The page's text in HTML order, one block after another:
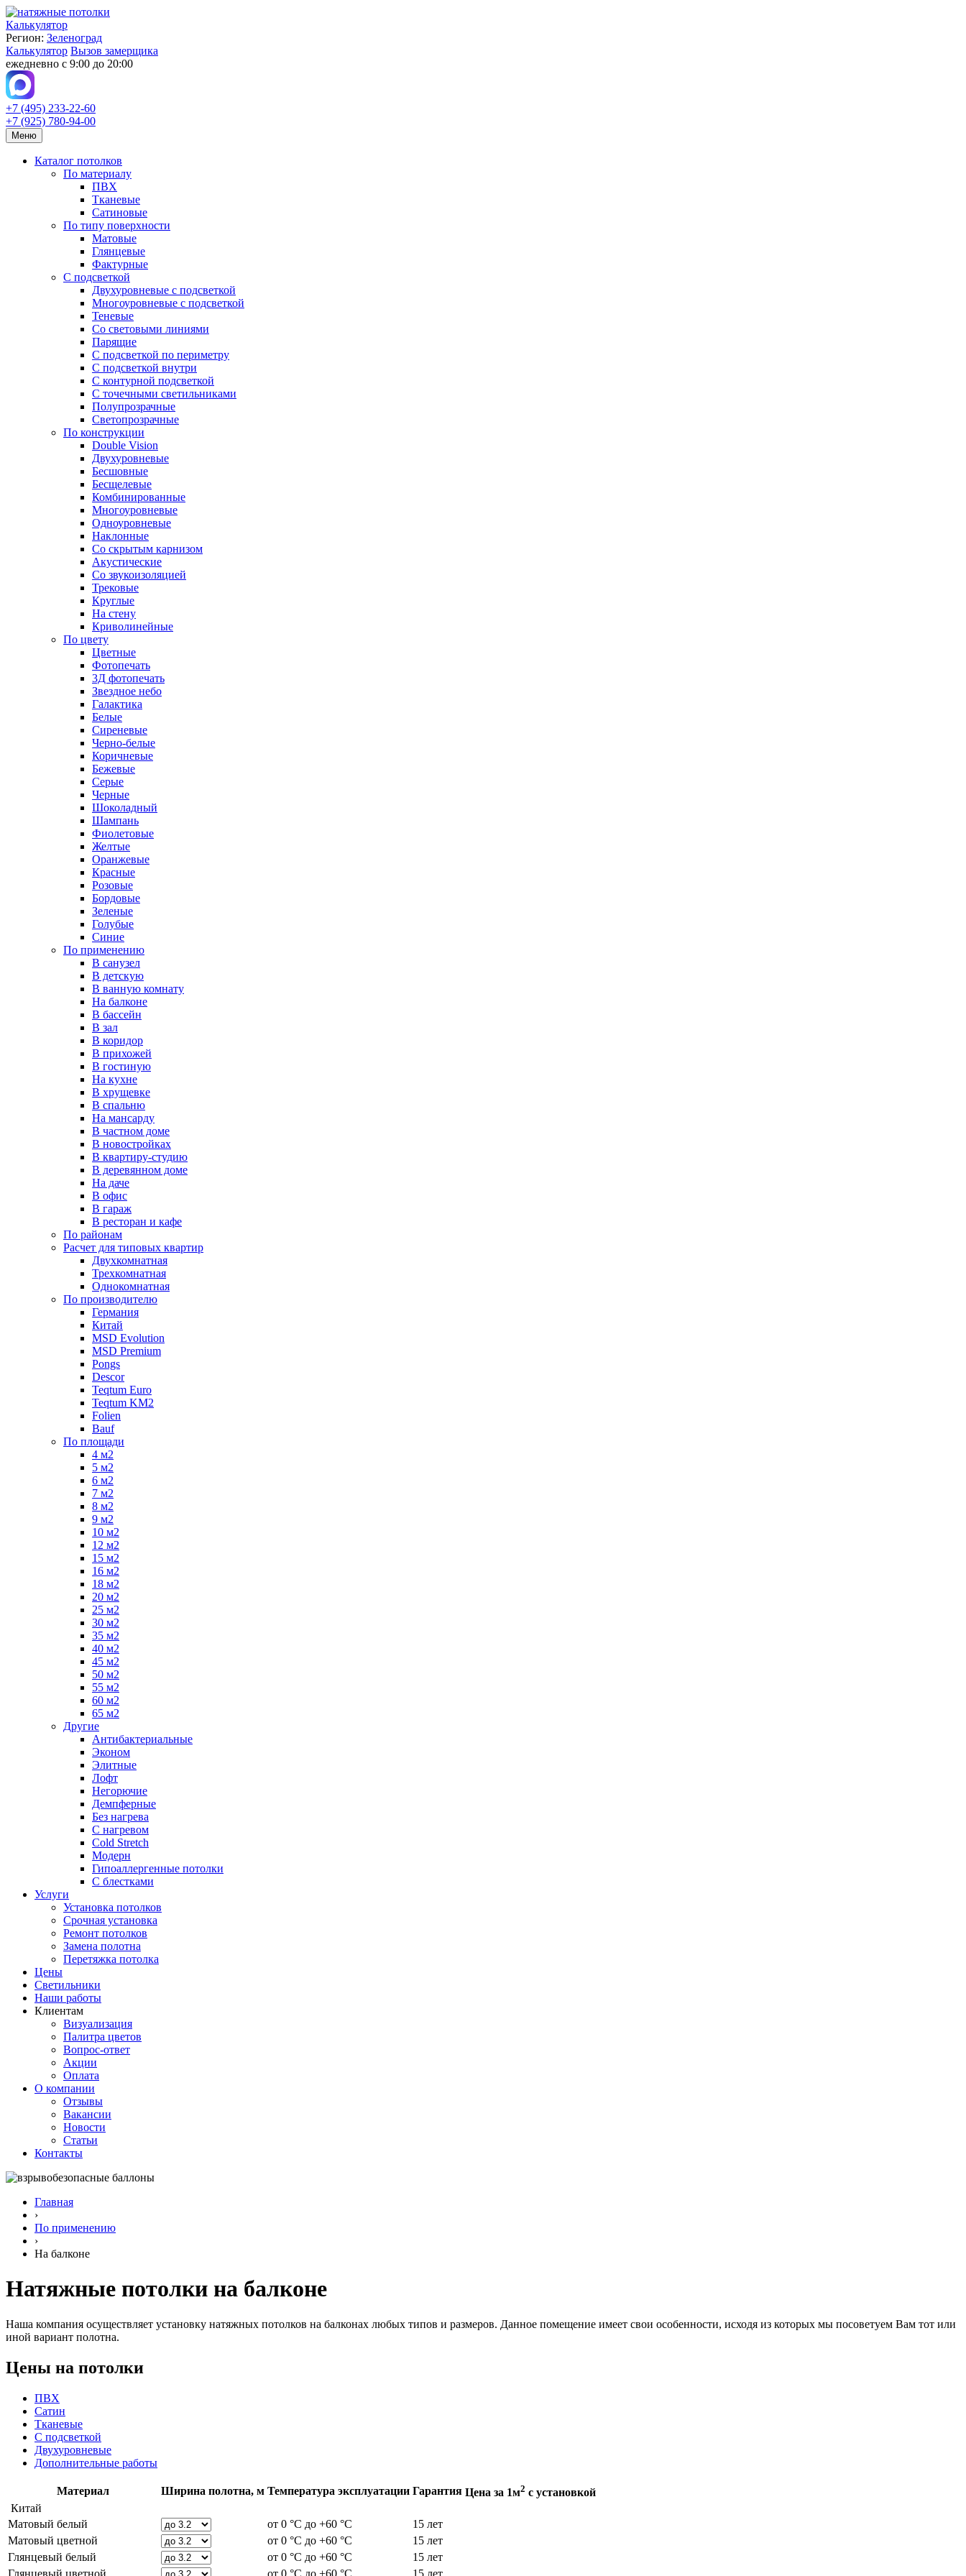
Калькулятор
Регион: Зеленоград
Калькулятор Вызов замерщика
ежедневно с 9:00 до 20:00
+7 (495) 233-22-60
+7 (925) 780-94-00
Меню
Каталог потолков
По материалу
ПВХ
Тканевые
Сатиновые
По типу поверхности
Матовые
Глянцевые
Фактурные
С подсветкой
Двухуровневые с подсветкой
Многоуровневые с подсветкой
Теневые
Со световыми линиями
Парящие
С подсветкой по периметру
С подсветкой внутри
С контурной подсветкой
С точечными светильниками
Полупрозрачные
Светопрозрачные
По конструкции
Double Vision
Двухуровневые
Бесшовные
Бесщелевые
Комбинированные
Многоуровневые
Одноуровневые
Наклонные
Со скрытым карнизом
Акустические
Со звукоизоляцией
Трековые
Круглые
На стену
Криволинейные
По цвету
Цветные
Фотопечать
3Д фотопечать
Звездное небо
Галактика
Белые
Сиреневые
Черно-белые
Коричневые
Бежевые
Серые
Черные
Шоколадный
Шампань
Фиолетовые
Желтые
Оранжевые
Красные
Розовые
Бордовые
Зеленые
Голубые
Синие
По применению
В санузел
В детскую
В ванную комнату
На балконе
В бассейн
В зал
В коридор
В прихожей
В гостиную
На кухне
В хрущевке
В спальню
На мансарду
В частном доме
В новостройках
В квартиру-студию
В деревянном доме
На даче
В офис
В гараж
В ресторан и кафе
По районам
Расчет для типовых квартир
Двухкомнатная
Трехкомнатная
Однокомнатная
По производителю
Германия
Китай
MSD Evolution
MSD Premium
Pongs
Descor
Teqtum Euro
Teqtum KM2
Folien
Bauf
По площади
4 м2
5 м2
6 м2
7 м2
8 м2
9 м2
10 м2
12 м2
15 м2
16 м2
18 м2
20 м2
25 м2
30 м2
35 м2
40 м2
45 м2
50 м2
55 м2
60 м2
65 м2
Другие
Антибактериальные
Эконом
Элитные
Лофт
Негорючие
Демпферные
Без нагрева
С нагревом
Cold Stretch
Модерн
Гипоаллергенные потолки
С блестками
Услуги
Установка потолков
Срочная установка
Ремонт потолков
Замена полотна
Перетяжка потолка
Цены
Светильники
Наши работы
Клиентам
Визуализация
Палитра цветов
Вопрос-ответ
Акции
Оплата
О компании
Отзывы
Вакансии
Новости
Статьи
Контакты
Главная
›
По применению
›
На балконе
Натяжные потолки на балконе
Наша компания осуществляет установку натяжных потолков на балконах любых типов и размеров. Данное помещение имеет свои особенности, исходя из которых мы посоветуем Вам тот или
иной вариант полотна.
Цены на потолки
ПВХ
Сатин
Тканевые
С подсветкой
Двухуровневые
Дополнительные работы
Материал Ширина полотна, м Температура эксплуатации Гарантия Цена за 1м2 с установкой
Китай
Матовый белый
от 0 °С до +60 °С
15 лет
Матовый цветной
от 0 °С до +60 °С
15 лет
Глянцевый белый
от 0 °С до +60 °С
15 лет
Глянцевый цветной
от 0 °С до +60 °С 15 лет